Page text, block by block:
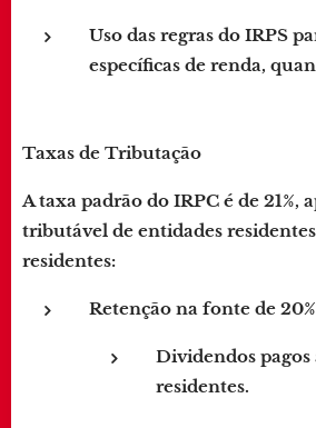
Uso das regras do IRPS
específicas de renda,
Taxas de Tributação
A taxa padrão do IRPC é de 21%,
tributável de entidades
residentes:
Retenção na fonte de 20%
Dividendos pagos
residentes.